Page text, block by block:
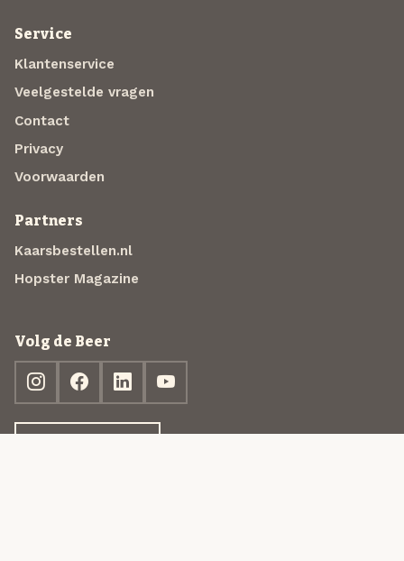
Service
Klantenservice
Veelgestelde vragen
Contact
Privacy
Voorwaarden
Partners
Kaarsbestellen.nl
Hopster Magazine
Volg de Beer